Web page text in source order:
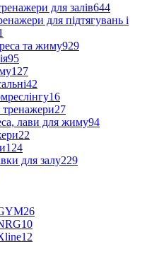
для залів644
для підтягувань і
та жиму929
95
127
42
16
тренажери27
лави для жиму94
22
124
для залу229
26
10
12